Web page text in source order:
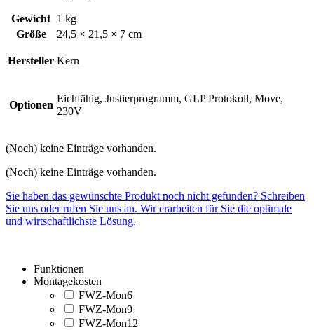
Gewicht 1 kg
Größe
24,5 × 21,5 × 7 cm
Hersteller Kern
Optionen
Eichfähig, Justierprogramm, GLP Protokoll, Move,
230V
(Noch) keine Einträge vorhanden.
(Noch) keine Einträge vorhanden.
Sie haben das gewünschte Produkt noch nicht gefunden? Schreiben
Sie uns oder rufen Sie uns an. Wir erarbeiten für Sie die optimale
und wirtschaftlichste Lösung.
Funktionen
Montagekosten
FWZ-Mon6
FWZ-Mon9
FWZ-Mon12